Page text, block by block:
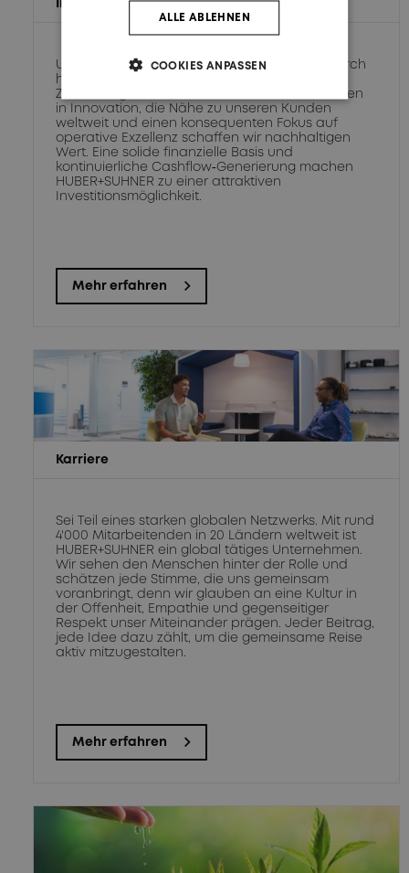
Unsere Verbindungslösungen überzeugen durch
hohe Leistungsfähigkeit, Qualität und
Zuverlässigkeit. Durch substantielle Investitionen
in Innovation, die Nähe zu unseren Kunden
weltweit und einen konsequenten Fokus auf
operative Exzellenz schaffen wir nachhaltigen
Wert. Eine solide finanzielle Basis und
kontinuierliche Cashflow‑Generierung machen
HUBER+SUHNER zu einer attraktiven
Investitionsmöglichkeit.
Mehr erfahren
Karriere
Sei Teil eines starken globalen Netzwerks. Mit rund
4'000 Mitarbeitenden in 20 Ländern weltweit ist
HUBER+SUHNER ein global tätiges Unternehmen.
Wir sehen den Menschen hinter der Rolle und
schätzen jede Stimme, die uns gemeinsam
voranbringt, denn wir glauben an eine Kultur in
der Offenheit, Empathie und gegenseitiger
Respekt unser Miteinander prägen. Jeder Beitrag,
jede Idee dazu zählt, um die gemeinsame Reise
aktiv mitzugestalten.
Mehr erfahren
ALLE ABLEHNEN
COOKIES ANPASSEN